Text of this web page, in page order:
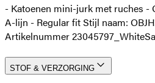
- Katoenen mini-jurk met ruches -
A-lijn - Regular fit Stijl naam:
Artikelnummer
STOF & VERZORGING